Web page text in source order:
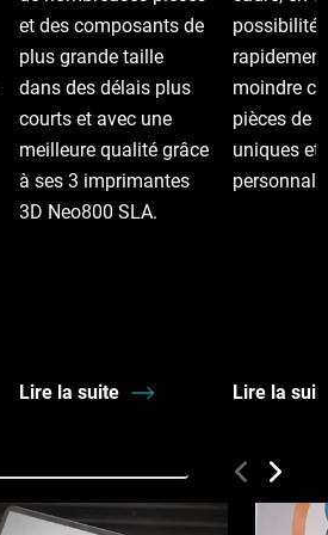
et des composants de
plus grande taille
dans des délais plus
courts et avec une
meilleure qualité grâce
à ses 3 imprimantes
3D Neo800 SLA.
Lire la suite
possibilité
moindre
pièces de
uniques et
Lire la